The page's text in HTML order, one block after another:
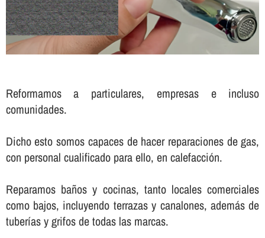
Reformamos a particulares, empresas e incluso
comunidades.
Dicho esto somos capaces de hacer reparaciones de gas,
con personal cualificado para ello, en calefacción.
Reparamos baños y cocinas, tanto locales comerciales
como bajos, incluyendo terrazas y canalones, además de
tuberí­as y grifos de todas las marcas.